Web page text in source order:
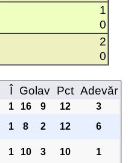
1
0
2
0
Î Golav Pct Adevăr
1 16 9 12
3
1 8 2 12 6
1 10 3 10 1